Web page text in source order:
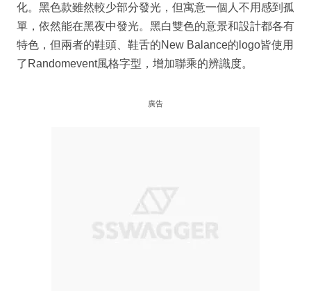
化。黑色款雖然較少部分發光，但寓意一個人不用感到孤
單，依然能在黑夜中發光。黑白雙色的意景和設計都各有
特色，但兩者的鞋頭、鞋舌的New Balance的logo皆使用
了Randomevent風格字型，增加聯乘的辨識度。
廣告